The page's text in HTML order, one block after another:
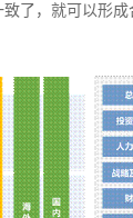
了，就可以形成